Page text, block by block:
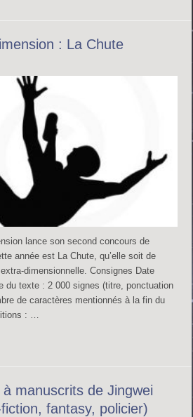
: La Chute
lance son second concours de
année est La Chute, qu’elle soit de
dimensionnelle. Consignes Date
du texte : 2 000 signes (titre, ponctuation
de caractères mentionnés à la fin du
: …
manuscrits de Jingwei
fantasy, policier)